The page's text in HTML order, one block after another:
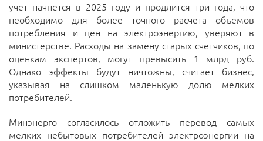
учет начнется в 2025 году и продлится три года, что
необходимо для более точного расчета объемов
потребления и цен на электроэнергию, уверяют в
министерстве. Расходы на замену старых счетчиков, по
оценкам экспертов, могут превысить 1 млрд руб.
Однако эффекты будут ничтожны, считает бизнес,
указывая на слишком маленькую долю мелких
потребителей.
Минэнерго согласилось отложить перевод самых
мелких небытовых потребителей электроэнергии на